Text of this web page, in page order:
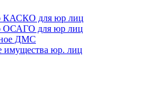
КАСКО для юр лиц
ОСАГО для юр лиц
ДМС
имущества юр. лиц